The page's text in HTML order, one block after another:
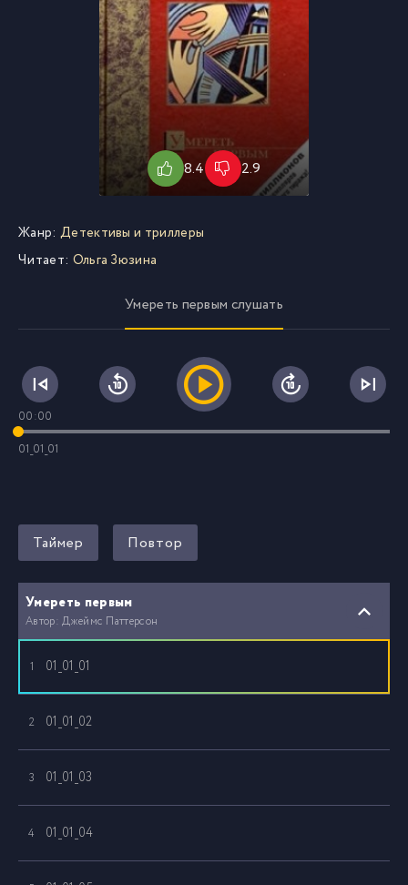
8.4 2.9
Жанр: Детективы и триллеры
Читает: Ольга Зюзина
Умереть первым слушать
00:00
01_01_01
Таймер Повтор
Умереть первым
Автор: Джеймс Паттерсон
1 01_01_01
2 01_01_02
3 01_01_03
4 01_01_04